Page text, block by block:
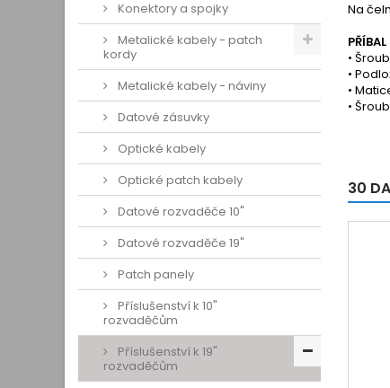
Konektory a spojky
Metalické kabely - patch
kordy
Metalické kabely - náviny
Datové zásuvky
Optické kabely
Optické patch kabely
Datové rozvaděče 10"
Datové rozvaděče 19"
Patch panely
Příslušenství k 10"
rozvaděčům
Příslušenství k 19"
rozvaděčům
Na
PŘÍBAL
•
•
•
•
30